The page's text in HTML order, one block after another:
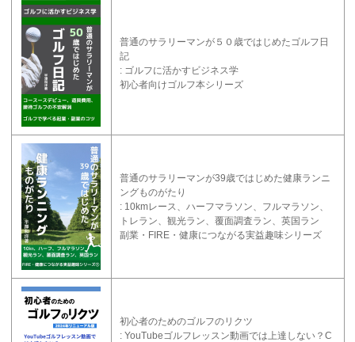
普通のサラリーマンが５０歳ではじめたゴルフ日
記
: ゴルフに活かすビジネス学
初心者向けゴルフ本シリーズ
普通のサラリーマンが39歳ではじめた健康ランニ
ングものがたり
: 10kmレース、ハーフマラソン、フルマラソン、
トレラン、観光ラン、覆面調査ラン、英国ラン
副業・FIRE・健康につながる実益趣味シリーズ
初心者のためのゴルフのリクツ
: YouTubeゴルフレッスン動画では上達しない？C